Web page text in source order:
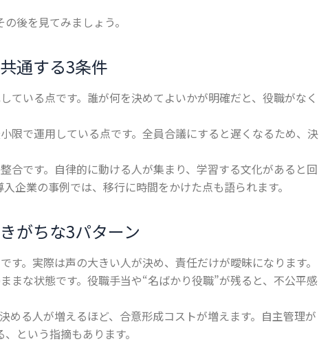
後を見てみましょう。
通する3条件
ている点です。誰が何を決めてよいかが明確だと、役職がなく
限で運用している点です。全員合議にすると遅くなるため、決
合です。自律的に動ける人が集まり、学習する文化があると回
企業の事例では、移行に時間をかけた点も語られます。
がちな3パターン
す。実際は声の大きい人が決め、責任だけが曖昧になります。
まな状態です。役職手当や“名ばかり役職”が残ると、不公平感
める人が増えるほど、合意形成コストが増えます。自主管理が
という指摘もあります。